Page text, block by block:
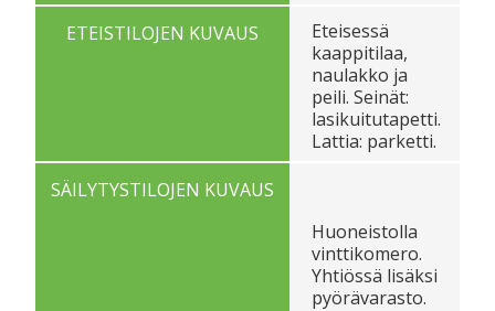
ETEISTILOJEN KUVAUS
Eteisessä
kaappitilaa,
naulakko ja
peili. Seinät:
lasikuitutapetti.
Lattia: parketti.
SÄILYTYSTILOJEN KUVAUS
Huoneistolla
vinttikomero.
Yhtiössä lisäksi
pyörävarasto.